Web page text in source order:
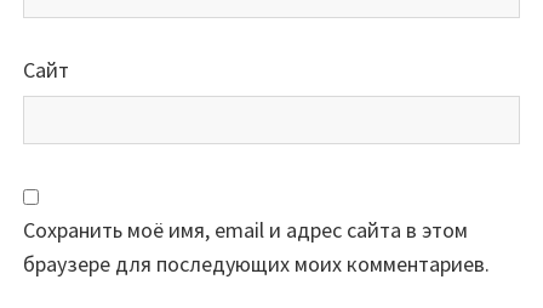
Сайт
Сохранить моё имя, email и адрес сайта в этом
браузере для последующих моих комментариев.